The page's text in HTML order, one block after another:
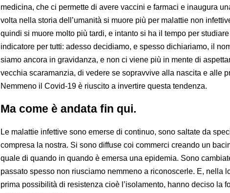
medicina, che ci permette di avere vaccini e farmaci e inaugura
volta nella storia dell’umanità si muore più per malattie non
quindi si muore molto più tardi, e intanto si ha il tempo per
indicatore per tutti: adesso decidiamo, e spesso dichiariamo, il
siamo ancora in gravidanza, e non ci viene più in mente di
vecchia scaramanzia, di vedere se sopravvive alla nascita e alle
Nemmeno il Covid-19 è riuscito a invertire questa tendenza.
Ma come è andata fin qui.
Le malattie infettive sono emerse di continuo, sono saltate da
compresa la nostra. Si sono diffuse coi commerci creando un
quale di quando in quando è emersa una epidemia. Sono
passato spesso non riusciamo nemmeno a riconoscerle. E, nella
prima possibilità di resistenza cioè l’isolamento, hanno deciso la